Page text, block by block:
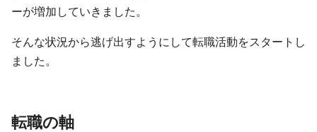
ーが増加していきました。
そんな状況から逃げ出すようにして転職活動をスタートし
ました。
転職の軸